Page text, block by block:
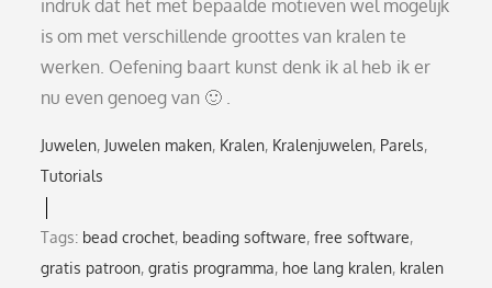
indruk dat het met bepaalde motieven wel mogelijk
is om met verschillende groottes van kralen te
werken. Oefening baart kunst denk ik al heb ik er
nu even genoeg van 🙂 .
Juwelen Juwelen maken Kralen Kralenjuwelen Parels
Tutorials
Tags: bead crochet, beading software,free software,
gratis patroon,gratis programma, hoe lang kralen, kralen